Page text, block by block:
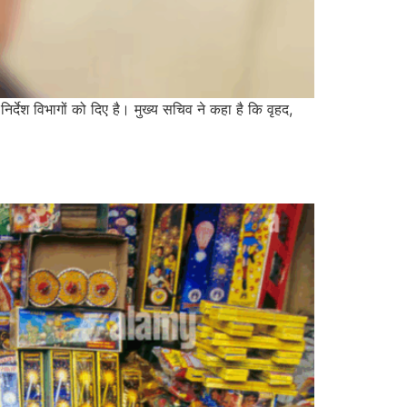
विभागों को दिए है। मुख्य सचिव ने कहा है कि वृहद,